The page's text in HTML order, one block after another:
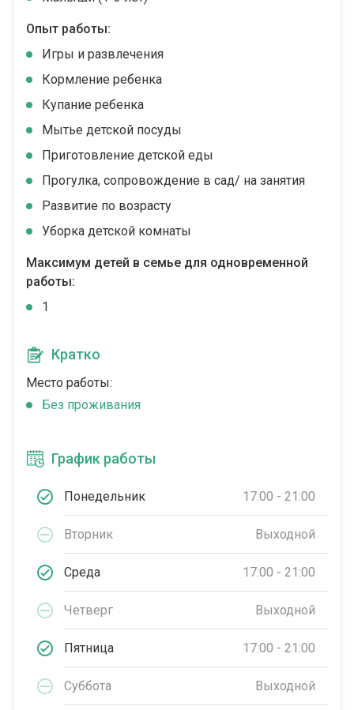
Опыт работы:
Игры и развлечения
Кормление ребенка
Купание ребенка
Мытье детской посуды
Приготовление детской еды
Прогулка, сопровождение в сад/ на занятия
Развитие по возрасту
Уборка детской комнаты
Максимум детей в семье для одновременной
работы:
1
Кратко
Место работы:
Без проживания
График работы
Понедельник 17:00 - 21:00
Вторник Выходной
Среда 17:00 - 21:00
Четверг Выходной
Пятница 17:00 - 21:00
Суббота Выходной